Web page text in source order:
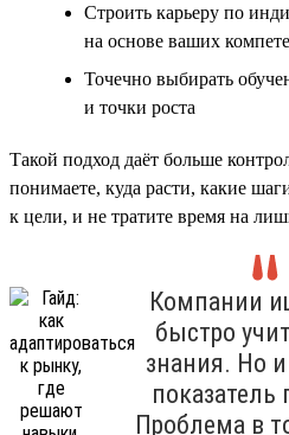
Строить карьеру по
на основе ваших
Точечно выбирать
и точки роста
Такой подход даёт больше
понимаете, куда расти, какие
к цели, и не тратите время на
Компании
быстро
знания. Но
Проблема в